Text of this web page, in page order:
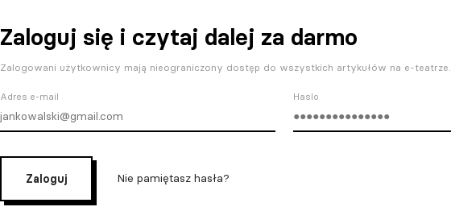
Zaloguj się i czytaj dalej za darmo
Zalogowani użytkownicy mają nieograniczony dostęp do wszystkich artykułów na e-teatrze.
Adres e-mail Haslo
Zaloguj Nie pamiętasz hasła?